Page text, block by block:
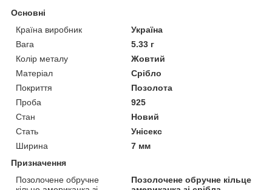
Основні
Країна виробник
Україна
Вага
5.33 г
Колір металу
Жовтий
Матеріал
Срібло
Покриття
Позолота
Проба
925
Стан
Новий
Стать
Унісекс
Ширина
7 мм
Призначення
Позолочене обручне
Позолочене обручне кільце